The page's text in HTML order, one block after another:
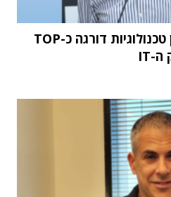
מחקר STKI השנתי: וואן טכנולוגיות דורגה כ-TOP